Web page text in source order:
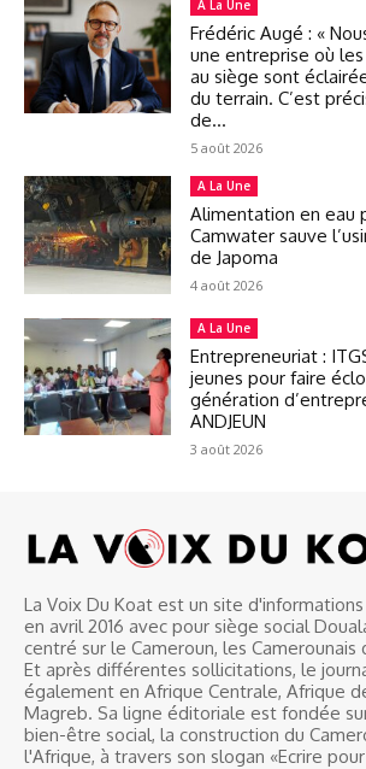
A La Une
Frédéric Augé : «
une entreprise où
au siège sont
du terrain. C’est
de...
5 août 2026
A La Une
Alimentation en eau
Camwater sauve
de Japoma
4 août 2026
A La Une
Entrepreneuriat :
jeunes pour faire
génération
ANDJEUN
3 août 2026
La Voix Du Koat est un site
en avril 2016 avec pour siège social
centré sur le Cameroun, les Camerounais
Et après différentes sollicitations, le
également en Afrique Centrale, Afrique
Magreb. Sa ligne éditoriale est fondée
bien-être social, la construction du
l'Afrique, à travers son slogan «Ecrire